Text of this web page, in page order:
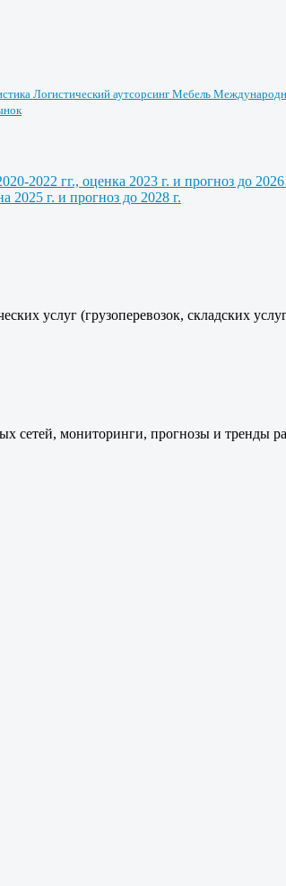
Логистический аутсорсинг Мебель
услуг (грузоперевозок, складских
сетей, мониторинги, прогнозы и тренды